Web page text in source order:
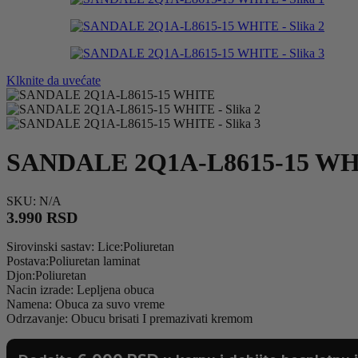
Klknite da uvećate
SANDALE 2Q1A-L8615-15
SKU: N/A
3.990 RSD
Sirovinski sastav: Lice:Poliuretan
Postava:Poliuretan laminat
Djon:Poliuretan
Nacin izrade: Lepljena obuca
Namena: Obuca za suvo vreme
Odrzavanje: Obucu brisati I premazivati kremom